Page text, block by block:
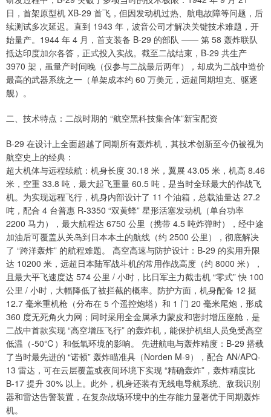
日，首架原型机 XB-29 首飞，但因发动机过热、航电故障等问题，后
续测试多次延迟。直到 1943 年，波音公司才解决关键技术难题，开
始量产。1944 年 4 月，首支装备 B-29 的部队 —— 第 58 轰炸联队
抵达印度加尔各答，正式投入实战。截至二战结束，B-29 共生产
3970 架，虽量产时间晚（仅参与二战最后两年），却成为二战中造价
最高的武器系统之一（单架成本约 60 万美元，远超同期坦克、驱逐
舰）。
二、技术特点：二战时期的 “航空黑科技集合体”新宝配资
B-29 在设计上全面超越了同期所有轰炸机，其技术创新至今仍被视为
航空史上的经典：
超大机体与远程续航：机身长度 30.18 米，翼展 43.05 米，机高 8.46
米，空重 33.8 吨，最大起飞重量 60.5 吨，是当时全球最大的作战飞
机。为实现远程飞行，机身内部设计了 11 个油箱，总载油量达 27.2
吨，配合 4 台普惠 R-3350 “双黄蜂” 星形活塞发动机（单台功率
2200 马力），最大航程达 6750 公里（携带 4.5 吨炸弹时），经中途
加油后可覆盖从关岛到日本本土的航线（约 2500 公里），彻底解决
了 “跨洋轰炸” 的航程难题。 高空高速与防护设计：B-29 的实用升限
达 10200 米，远超日本陆军战斗机的常用作战高度（约 8000 米），
且最大平飞速度达 574 公里 / 小时，比日军主力截击机 “零式” 快 100
公里 / 小时，大幅降低了被拦截的概率。防护方面，机身配备 12 挺
12.7 毫米重机枪（分布在 5 个遥控炮塔）和 1 门 20 毫米尾炮，形成
360 度无死角火力网；同时采用全金属承力蒙皮和密封增压座舱，是
二战中首款实现 “高空增压飞行” 的轰炸机，能保护机组人员免受高空
低温（-50℃）和低氧环境的影响。 先进航电与轰炸精度：B-29 搭载
了当时最先进的 “诺顿” 轰炸瞄准具（Norden M-9），配合 AN/APQ-
13 雷达，可在云层覆盖或夜间环境下实现 “精确轰炸”，轰炸精度比
B-17 提升 30% 以上。此外，机身还装有无线电导航系统、敌我识别
器和雷达告警装置，在复杂战场环境中的生存能力显著优于同期轰炸
机。